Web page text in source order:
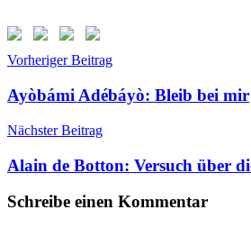
Schlagwörter:
Löwensucher,
Kenneth
Bonert,
Süd,
Südafrika
Geschichte
Beitragsnavigation
Vorheriger Beitrag
Ayòbámi Adébáyò: Bleib bei mir
Nächster Beitrag
Alain de Botton: Versuch über
Schreibe einen Kommentar